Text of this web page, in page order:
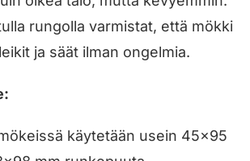
rungolla varmistat, että mökki
ja säät ilman ongelmia.
käytetään usein 45×95